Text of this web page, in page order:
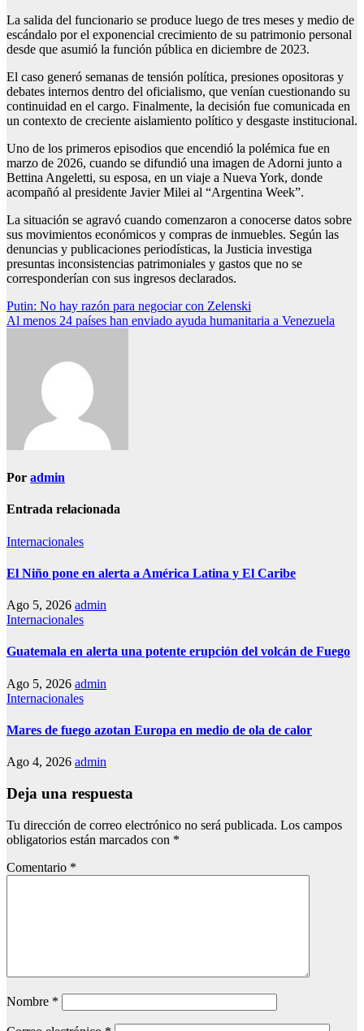
La salida del funcionario se produce luego de tres meses y medio de
escándalo por el exponencial crecimiento de su patrimonio personal
desde que asumió la función pública en diciembre de 2023.
El caso generó semanas de tensión política, presiones opositoras y
debates internos dentro del oficialismo, que venían cuestionando su
continuidad en el cargo. Finalmente, la decisión fue comunicada en
un contexto de creciente aislamiento político y desgaste institucional.
Uno de los primeros episodios que encendió la polémica fue en
marzo de 2026, cuando se difundió una imagen de Adorni junto a
Bettina Angeletti, su esposa, en un viaje a Nueva York, donde
acompañó al presidente Javier Milei al “Argentina Week”.
La situación se agravó cuando comenzaron a conocerse datos sobre
sus movimientos económicos y compras de inmuebles. Según las
denuncias y publicaciones periodísticas, la Justicia investiga
presuntas inconsistencias patrimoniales y gastos que no se
corresponderían con sus ingresos declarados.
Navegación
de
Putin: No hay razón para negociar con Zelenski
Al menos 24 países han enviado ayuda humanitaria a Venezuela
Por admin
Entrada relacionada
Internacionales
El Niño pone en alerta a América Latina y El Caribe
Ago 5, 2026 admin
Internacionales
Guatemala en alerta una potente erupción del volcán de Fuego
Ago 5, 2026 admin
Internacionales
Mares de fuego azotan Europa en medio de ola de calor
Ago 4, 2026 admin
Deja una respuesta
Tu dirección de correo electrónico no será publicada. Los campos
obligatorios están marcados con *
Comentario *
Nombre *